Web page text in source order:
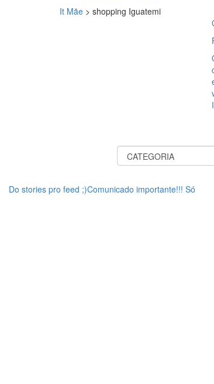
It Mãe > shopping Iguatemi
Do stories pro feed ;)Comunicado importante!!! Só